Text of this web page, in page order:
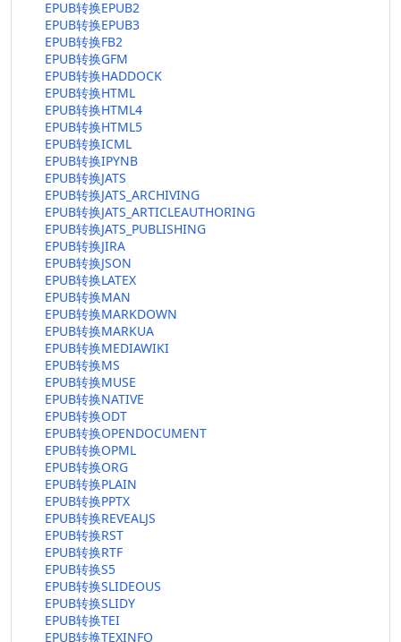
EPUB转换EPUB2
EPUB转换EPUB3
EPUB转换FB2
EPUB转换GFM
EPUB转换HADDOCK
EPUB转换HTML
EPUB转换HTML4
EPUB转换HTML5
EPUB转换ICML
EPUB转换IPYNB
EPUB转换JATS
EPUB转换JATS_ARCHIVING
EPUB转换JATS_ARTICLEAUTHORING
EPUB转换JATS_PUBLISHING
EPUB转换JIRA
EPUB转换JSON
EPUB转换LATEX
EPUB转换MAN
EPUB转换MARKDOWN
EPUB转换MARKUA
EPUB转换MEDIAWIKI
EPUB转换MS
EPUB转换MUSE
EPUB转换NATIVE
EPUB转换ODT
EPUB转换OPENDOCUMENT
EPUB转换OPML
EPUB转换ORG
EPUB转换PLAIN
EPUB转换PPTX
EPUB转换REVEALJS
EPUB转换RST
EPUB转换RTF
EPUB转换S5
EPUB转换SLIDEOUS
EPUB转换SLIDY
EPUB转换TEI
EPUB转换TEXINFO